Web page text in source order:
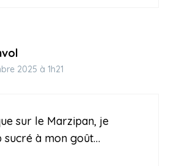
2025 à 1h21
sur le Marzipan, je
à mon goût…